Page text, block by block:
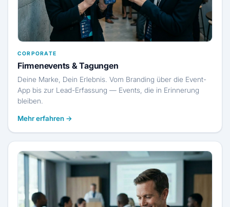
CORPORATE
Firmenevents & Tagungen
Deine Marke, Dein Erlebnis. Vom Branding über die Event-
App bis zur Lead-Erfassung — Events, die in Erinnerung
bleiben.
Mehr erfahren →